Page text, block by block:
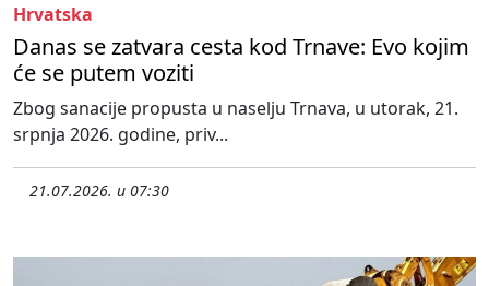
Hrvatska
Danas se zatvara cesta kod Trnave: Evo kojim
će se putem voziti
Zbog sanacije propusta u naselju Trnava, u utorak, 21.
srpnja 2026. godine, priv...
21.07.2026. u 07:30